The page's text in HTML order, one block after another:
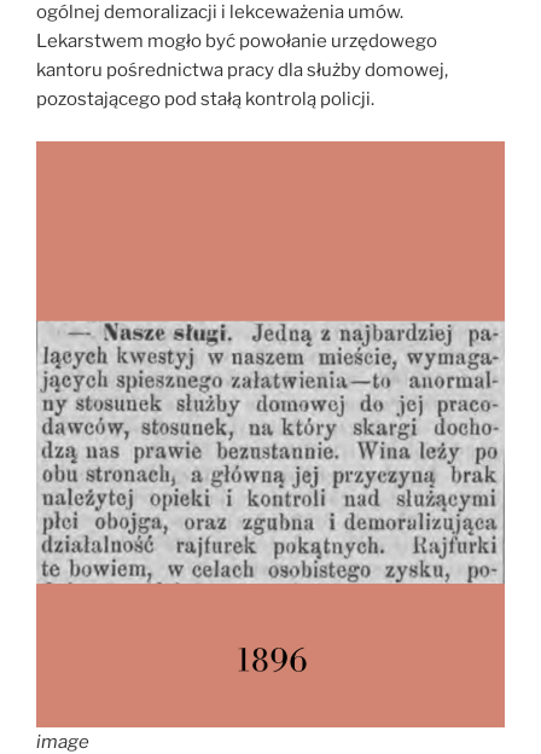
ogólnej demoralizacji i lekceważenia umów.
Lekarstwem mogło być powołanie urzędowego
kantoru pośrednictwa pracy dla służby domowej,
pozostającego pod stałą kontrolą policji.
image